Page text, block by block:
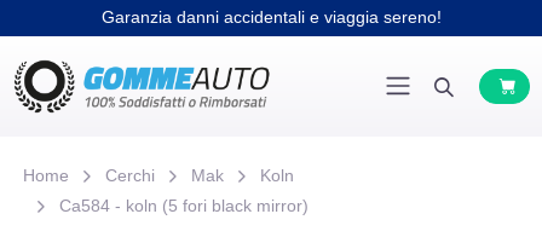
Garanzia danni accidentali e viaggia sereno!
Home Cerchi Mak
Koln
Ca584 - koln (5 fori black mirror)